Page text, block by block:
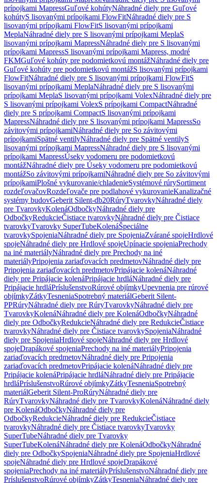
prípojkami MapressGuľové kohútyNáhradné diely pre Guľové
kohútyS lisovanými prípojkami FlowFitNáhradné diely pre S
lisovanými prípojkami FlowFitS lisovanými prípojkami
MeplaNáhradné diely pre S lisovanými prípojkami MeplaS
lisovanými prípojkami MapressNáhradné diely pre S lisovanými
prípojkami MapressS lisovanými prípojkami Mapress, modré
FKMGuľové kohúty pre podomietkovú montážNáhradné diely pre
Guľové kohúty pre podomietkovú montážS lisovanými prípojkami
FlowFitNáhradné diely pre S lisovanými prípojkami FlowFitS
lisovanými prípojkami MeplaNáhradné diely pre S lisovanými
prípojkami MeplaS lisovanými prípojkami VolexNáhradné diely pre
S lisovanými prípojkami VolexS prípojkami CompactNáhradné
diely pre S prípojkami CompactS lisovanými prípojkami
MapressNáhradné diely pre S lisovanými prípojkami MapressSo
závitovými prípojkamiNáhradné diely pre So závitovými
prípojkamiSpätné ventilyNáhradné diely pre Spätné ventilyS
lisovanými prípojkami MapressNáhradné diely pre S lisovanými
prípojkami MapressÚseky vodomeru pre podomietkovú
montážNáhradné diely pre Úseky vodomeru pre podomietkovú
montážSo závitovými prípojkamiNáhradné diely pre So závitovými
prípojkamiPlošné vykurovanie/chladenieSystémové rúrySortiment
rozdeľovačovRozdeľovače pre podlahové vykurovanieKanalizačné
systémy budovGeberit Silent-db20RúryTvarovkyNáhradné diely
pre TvarovkyKolenáOdbočkyNáhradné diely pre
OdbočkyRedukcieČistiace tvarovkyNáhradné diely pre Čistiace
tvarovkyTvarovky SuperTubeKolenáŠpeciálne
tvarovkySpojeniaNáhradné diely pre SpojeniaZvárané spojeHrdlové
spojeNáhradné diely pre Hrdlové spojeUpínacie spojeniaPrechody
na iné materiályNáhradné diely pre Prechody na iné
materiályPripojenia zariaďovacích predmetovNáhradné diely pre
Pripojenia zariaďovacích predmetovPripájacie kolenáNáhradné
diely pre Pripájacie kolenáPripájacie hrdláNáhradné diely pre
Pripájacie hrdláPríslušenstvoRúrové objímkyUpevnenia pre rúrové
objímkyZátkyTesneniaSpotrebný materiálGeberit Silent-
PPRúryNáhradné diely pre RúryTvarovkyNáhradné diely pre
TvarovkyKolenáNáhradné diely pre KolenáOdbočkyNáhradné
diely pre OdbočkyRedukcieNáhradné diely pre RedukcieČistiace
tvarovkyNáhradné diely pre Čistiace tvarovkySpojeniaNáhradné
diely pre SpojeniaHrdlové spojeNáhradné diely pre Hrdlové
spojeDrapákové spojeniaPrechody na iné materiályPripojenia
zariaďovacích predmetovNáhradné diely pre Pripojenia
zariaďovacích predmetovPripájacie kolenáNáhradné diely pre
Pripájacie kolenáPripájacie hrdláNáhradné diely pre Pripájacie
hrdláPríslušenstvoRúrové objímkyZátkyTesneniaSpotrebný
materiálGeberit Silent-ProRúryNáhradné diely pre
RúryTvarovkyNáhradné diely pre TvarovkyKolenáNáhradné diely
pre KolenáOdbočkyNáhradné diely pre
OdbočkyRedukcieNáhradné diely pre RedukcieČistiace
tvarovkyNáhradné diely pre Čistiace tvarovkyTvarovky
SuperTubeNáhradné diely pre Tvarovky
SuperTubeKolenáNáhradné diely pre KolenáOdbočkyNáhradné
diely pre OdbočkySpojeniaNáhradné diely pre SpojeniaHrdlové
spojeNáhradné diely pre Hrdlové spojeDrapákové
spojeniaPrechody na iné materiályPríslušenstvoNáhradné diely pre
PríslušenstvoRúrové objímkyZátkyTesneniaNáhradné diely pre